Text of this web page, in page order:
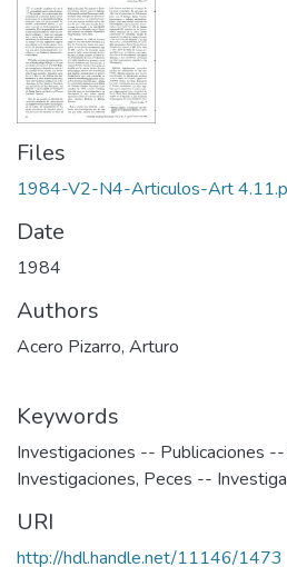
Files
1984-V2-N4-Articulos-Art
Date
1984
Authors
Acero Pizarro, Arturo
Keywords
Investigaciones -- Publicaciones
Investigaciones, Peces --
URI
http://hdl.handle.net/11146/1473